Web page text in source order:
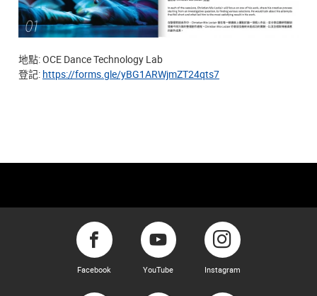
地點: OCE Dance Technology Lab
登記: https://forms.gle/yBG1ARWjmZT24qts7
Facebook YouTube Instagram